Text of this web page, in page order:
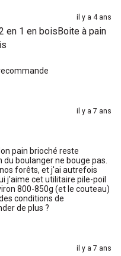
il y a 4 ans
en 1 en boisBoite à pain
il y a 7 ans
pain brioché reste
boulanger ne bouge pas.
forêts, et j'ai autrefois
j'aime cet utilitaire pile-poil
800-850g (et le couteau)
conditions de
de plus ?
il y a 7 ans